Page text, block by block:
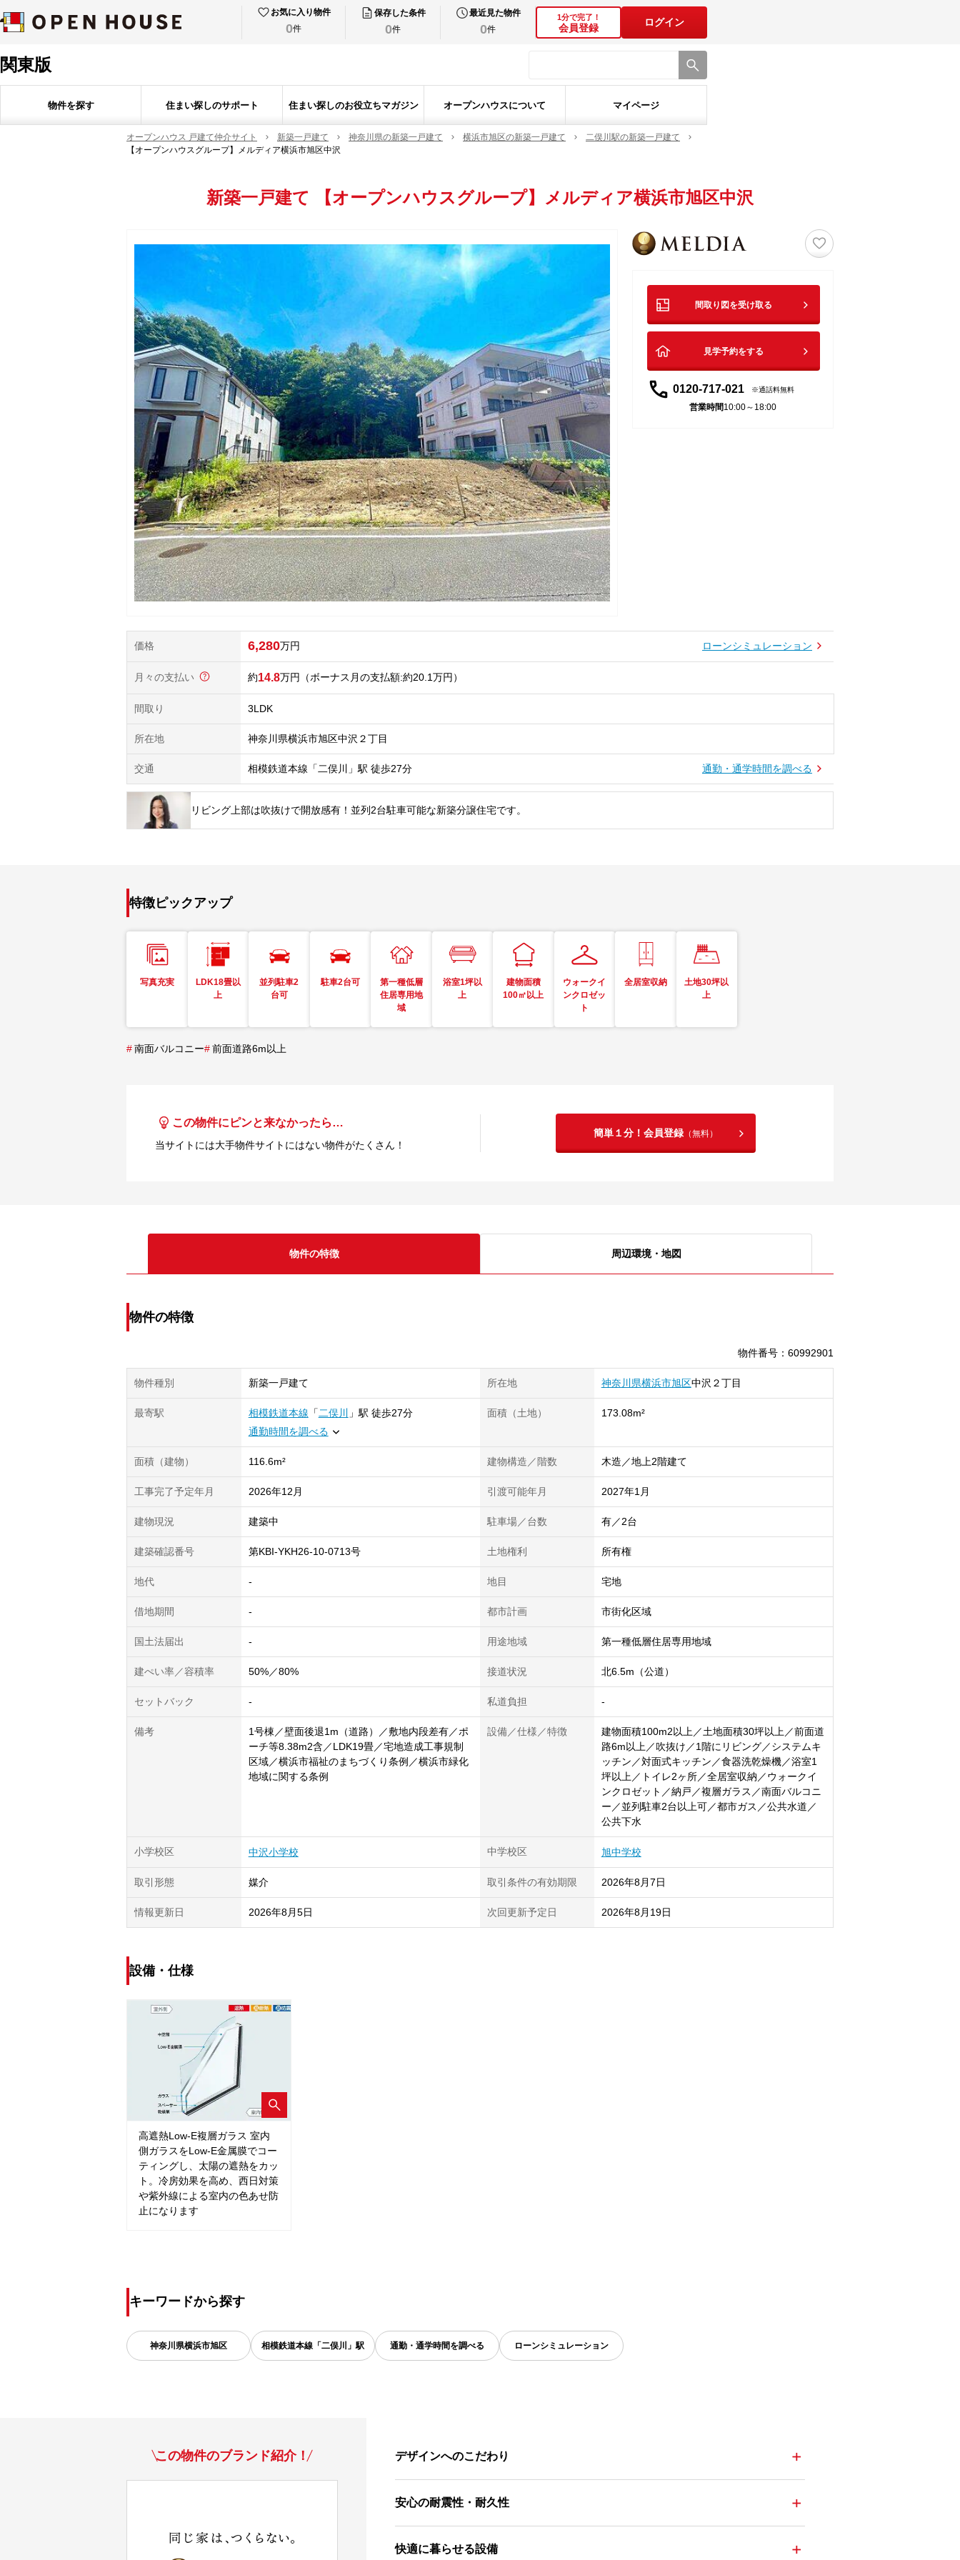
お気に入り物件
0件
保存した条件
0件
最近見た物件
0件
1分で完了！
会員登録
ログイン
関東版
物件を探す 住まい探しのサポート 住まい探しのお役立ちマガジン オープンハウスについて マイページ
オープンハウス 戸建て仲介サイト 新築一戸建て 神奈川県の新築一戸建て 横浜市旭区の新築一戸建て
二俣川駅の新築一戸建て
【オープンハウスグループ】メルディア横浜市旭区中沢
新築一戸建て 【オープンハウスグループ】メルディア横浜市旭区中沢
♡
間取り図を受け取る
見学予約をする
0120-717-021 通話料無料
営業時間10:00～18:00
価格 6,280万円 ローンシミュレーション
月々の支払い 14.8万円 （ボーナス月の支払額:約20.1万円 ）
間取り 3LDK
所在地 神奈川県横浜市旭区中沢２丁目
交通 相模鉄道本線「二俣川」駅 徒歩27分 通勤・通学時間を調べる
リビング上部は吹抜けで開放感有！並列2台駐車可能な新築分譲住宅です。
特徴ピックアップ
写真充実
LDK18畳以
上
並列駐車2
台可
駐車2台可
第一種低層
住居専用地
域
浴室1坪以
上
建物面積
100㎡以上
ウォークイ
ンクロゼッ
ト
全居室収納
土地30坪以
上
#南面バルコニー#前面道路6m以上
この物件にピンと来なかったら…
当サイトには大手物件サイトにはない物件がたくさん！
簡単１分！会員登録 （無料）
物件の特徴 周辺環境・地図
物件の特徴
物件番号 ： 60992901
物件種別 新築一戸建て 所在地 神奈川県横浜市旭区中沢 ２丁目
最寄駅 相模鉄道本線 「二俣川 」駅 徒歩27分
通勤時間を調べる
面積（土地） 173.08m²
面積（建物） 116.6m² 建物構造／階数 木造／地上2階建て
工事完了予定年月 2026年12月 引渡可能年月 2027年1月
建物現況 建築中 駐車場／台数 有／2台
建築確認番号 第KBI-YKH26-10-0713号 土地権利 所有権
地代 - 地目 宅地
借地期間 - 都市計画 市街化区域
国土法届出 - 用途地域 第一種低層住居専用地域
建ぺい率／容積率 50%／80% 接道状況 北6.5m（公道）
セットバック - 私道負担 -
備考
1号棟／壁面後退1m（道路）／敷地内段差有／ポ
ーチ等8.38m2含／LDK19畳／宅地造成工事規制
区域／横浜市福祉のまちづくり条例／横浜市緑化
地域に関する条例
設備／仕様／特徴
建物面積100m2以上／土地面積30坪以上／前面道
路6m以上／吹抜け／1階にリビング／システムキ
ッチン／対面式キッチン／食器洗乾燥機／浴室1
坪以上／トイレ2ヶ所／全居室収納／ウォークイ
ンクロゼット／納戸／複層ガラス／南面バルコニ
ー／並列駐車2台以上可／都市ガス／公共水道／
公共下水
小学校区 中沢小学校 中学校区 旭中学校
取引形態 媒介 取引条件の有効期限 2026年8月7日
情報更新日 2026年8月5日 次回更新予定日 2026年8月19日
設備・仕様
高遮熱Low-E複層ガラス 室内
側ガラスをLow-E金属膜でコー
ティングし、太陽の遮熱をカッ
ト。冷房効果を高め、西日対策
や紫外線による室内の色あせ防
止になります
キーワードから探す
神奈川県横浜市旭区 相模鉄道本線「二俣川」駅 通勤・通学時間を調べる ローンシミュレーション
この物件のブランド紹介！ デザインへのこだわり +
安心の耐震性・耐久性 +
快適に暮らせる設備 +